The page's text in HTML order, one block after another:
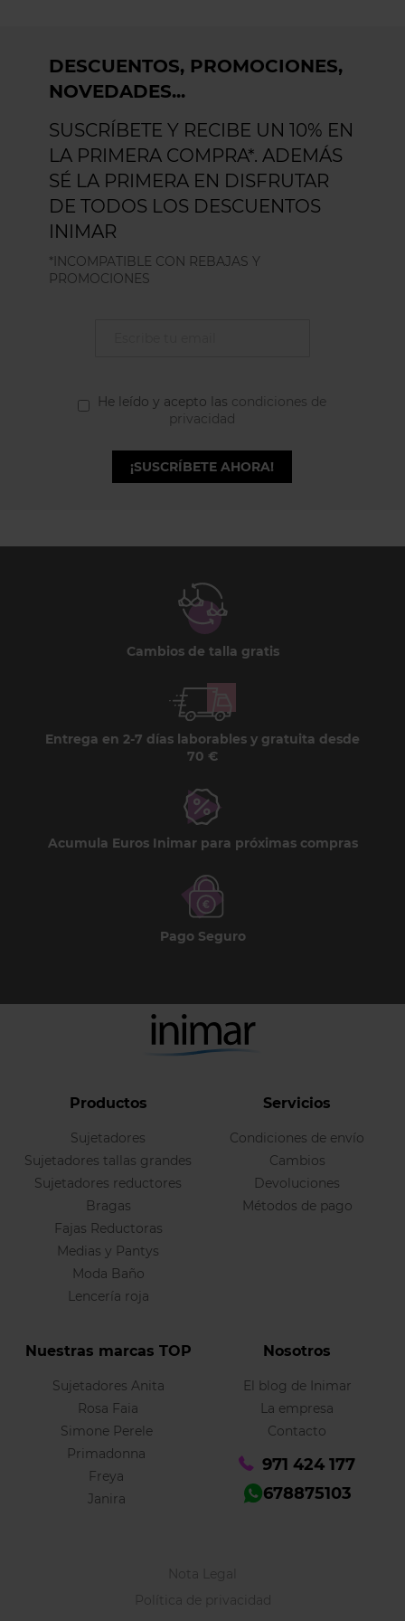
DESCUENTOS, PROMOCIONES,
NOVEDADES...
SUSCRÍBETE Y RECIBE UN 10% EN
LA PRIMERA COMPRA*. ADEMÁS
SÉ LA PRIMERA EN DISFRUTAR
DE TODOS LOS DESCUENTOS
INIMAR
*INCOMPATIBLE CON REBAJAS Y
PROMOCIONES
He leído y acepto las condiciones de
privacidad
¡SUSCRÍBETE AHORA!
Cambios de talla gratis
Entrega en 2-7 días laborables y gratuita desde
70 €
Acumula Euros Inimar para próximas compras
Pago Seguro
Productos
Sujetadores
Sujetadores tallas grandes
Sujetadores reductores
Bragas
Fajas Reductoras
Medias y Pantys
Moda Baño
Lencería roja
Servicios
Condiciones de envío
Cambios
Devoluciones
Métodos de pago
Nuestras marcas TOP
Sujetadores Anita
Rosa Faia
Simone Perele
Primadonna
Freya
Janira
Nosotros
El blog de Inimar
La empresa
Contacto
971 424 177
678875103
Nota Legal
Política de privacidad